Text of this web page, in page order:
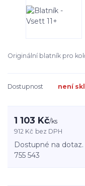
Originální blatník pro
Dostupnost není
1 103 Kč/ks
912 Kč bez DPH
Dostupné na
755 543